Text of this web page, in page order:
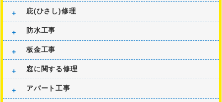
庇(ひさし)修理
防水工事
板金工事
窓に関する修理
アパート工事